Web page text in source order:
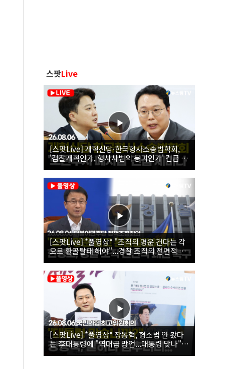
스팟Live
[스팟Live] 개혁신당·한국형사소송법학회,
'검찰개혁인가, 형사사법의 붕괴인가' 긴급 세
미나｜26.08.06
[스팟Live] *풀영상* "조직의 명운 건다는 각
오로 환골탈태 해야"...경찰 조직의 전면적 쇄
신 촉구한 한병도 | 26.08.06 더불어민주당 정
책조정회의
[스팟Live] *풀영상* 장동혁, 형소법 안 봤다
는 李대통령에 "역대급 망언...대통령 맞나"｜
26.08.06 국민의힘 최고위원회의